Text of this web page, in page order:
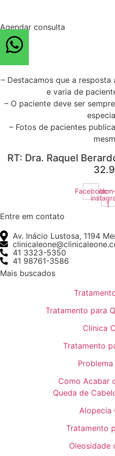
Agendar consulta
– Destacamos que a
e varia de
– O paciente deve ser
– Fotos de pacientes
RT: Dra. Raquel
Facebook
1
Entre em contato
Av. Inácio Lustosa, 1194
41 3323-5350
41 98761-3586
Mais buscados
Tratamento para
Clínica
Tratamento
Como Acabar
Queda de
Alopecia
Tratamento
Oleosidade